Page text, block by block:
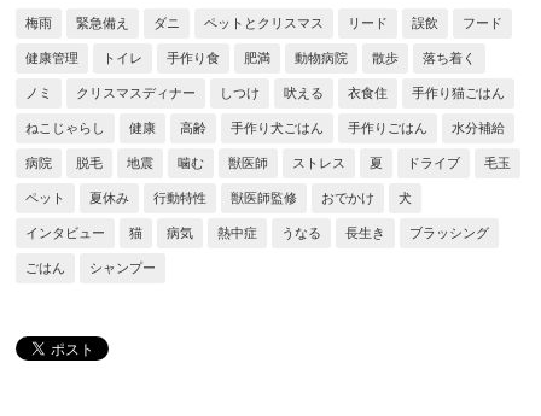
梅雨 緊急備え ダニ ペットとクリスマス リード 誤飲 フード
健康管理 トイレ 手作り食 肥満 動物病院 散歩 落ち着く
ノミ クリスマスディナー しつけ 吠える 衣食住 手作り猫ごはん
ねこじゃらし 健康 高齢 手作り犬ごはん 手作りごはん 水分補給
病院 脱毛 地震 噛む 獣医師 ストレス 夏 ドライブ 毛玉
ペット 夏休み 行動特性 獣医師監修 おでかけ 犬
インタビュー 猫 病気 熱中症 うなる 長生き ブラッシング
ごはん シャンプー